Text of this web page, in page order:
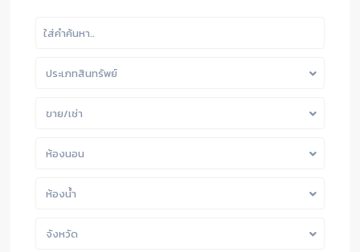
ประเภทสินทรัพย์
ขาย/เช่า
ห้องนอน
ห้องน้ำ
จังหวัด